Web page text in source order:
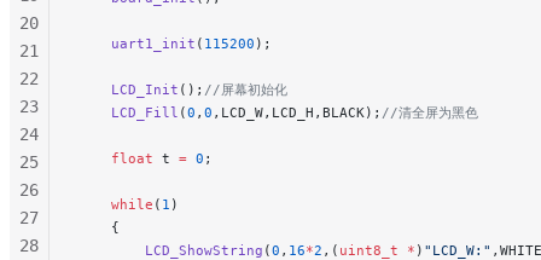
    uart1_init
( 115200 );
    LCD_Init
(); //屏幕初始化
    LCD_Fill
(0 , 0 ,LCD_W,LCD_H,BLACK); //清全屏为黑色
    float
t = 0 ;
    while
( 1 )
    {
        LCD_ShowString
(0 , 16*2 ,( uint8_t * ) "LCD_W:"
20
21
22
23
24
25
26
27
28